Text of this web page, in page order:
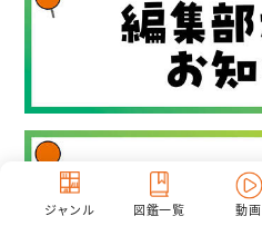
ジャンル 図鑑一覧 動画